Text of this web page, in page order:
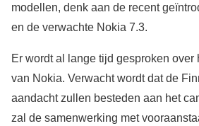
modellen, denk aan de recent
en de verwachte Nokia 7.3.
Er wordt al lange tijd gesproken over
van Nokia. Verwacht wordt dat de
aandacht zullen besteden aan het
zal de samenwerking met